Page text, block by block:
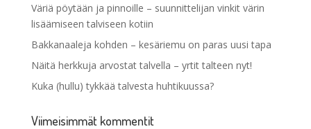
Väriä pöytään ja pinnoille – suunnittelijan vinkit värin
lisäämiseen talviseen kotiin
Bakkanaaleja kohden – kesäriemu on paras uusi tapa
Näitä herkkuja arvostat talvella – yrtit talteen nyt!
Kuka (hullu) tykkää talvesta huhtikuussa?
Viimeisimmät kommentit